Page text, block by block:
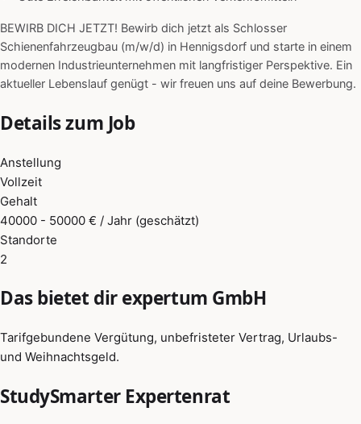
BEWIRB DICH JETZT! Bewirb dich jetzt als Schlosser
Schienenfahrzeugbau (m/w/d) in Hennigsdorf und starte in einem
modernen Industrieunternehmen mit langfristiger Perspektive. Ein
aktueller Lebenslauf genügt - wir freuen uns auf deine Bewerbung.
Details zum Job
Anstellung
Vollzeit
Gehalt
40000 - 50000 € / Jahr (geschätzt)
Standorte
2
Das bietet dir expertum GmbH
Tarifgebundene Vergütung, unbefristeter Vertrag, Urlaubs-
und Weihnachtsgeld.
StudySmarter Expertenrat